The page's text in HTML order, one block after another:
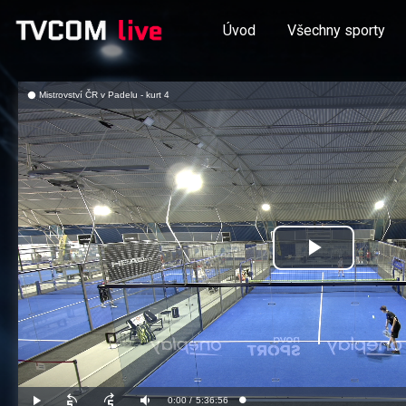
Úvod Všechny sporty
Přehrát
video
Aktuální
0:00 / Doba
5:36:56 Načteno:
Mistrovství ČR v Padelu - kurt 4